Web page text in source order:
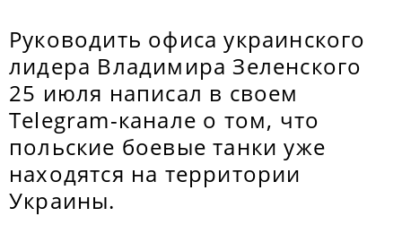
Руководить офиса украинского
лидера Владимира Зеленского
25 июля написал в своем
Telegram-канале о том, что
польские боевые танки уже
находятся на территории
Украины.